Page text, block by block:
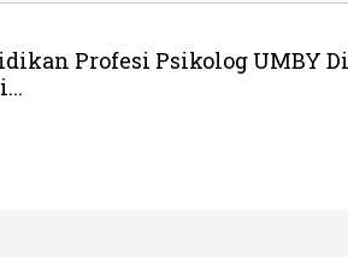
Profesi Psikolog UMBY